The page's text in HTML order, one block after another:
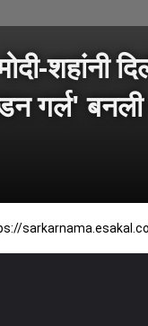
शहांनी
गर्ल'